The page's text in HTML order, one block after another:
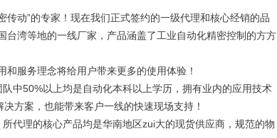
动”的专家！现在我们正式签约的一级代理和核心经销的品
湾等地的一线厂家，产品涵盖了工业自动化精密控制的方方
服务理念将给用户带来更多的使用体验！
50%以上均是自动化本科以上学历，拥有业内的应用技术
方案，也能带来客户一线的快速现场支持！
理的核心产品均是华南地区zui大的现货供应商，规范的物